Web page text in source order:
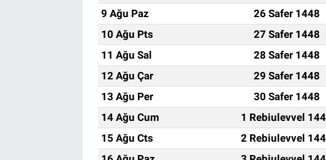
9 Ağu Paz
26 Safer 1448
10 Ağu Pts
27 Safer 1448
11 Ağu Sal
28 Safer 1448
12 Ağu Çar
29 Safer 1448
13 Ağu Per
30 Safer 1448
14 Ağu Cum
1 Rebiulevvel
15 Ağu Cts
2 Rebiulevvel